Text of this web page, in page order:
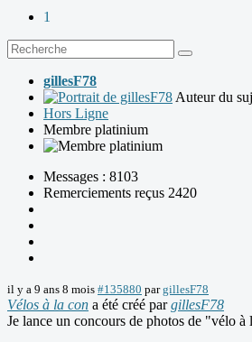
1
gillesF78
Auteur du
Hors Ligne
Membre platinium
Messages : 8103
Remerciements reçus 2420
il y a 9 ans 8 mois #135880 pargillesF78
Vélos à la con a été créé pargillesF78
Je lance un concours de photos de "vélo à